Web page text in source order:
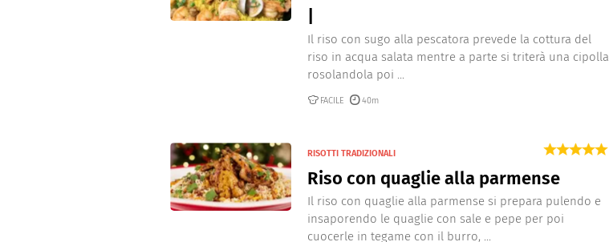
Il riso con sugo alla pescatora prevede la cottura del
riso in acqua salata mentre a parte si triterà una cipolla
rosolandola poi ...
FACILE 40m
RISOTTI TRADIZIONALI
Riso con quaglie alla parmense
Il riso con quaglie alla parmense si prepara pulendo e
insaporendo le quaglie con sale e pepe per poi
cuocerle in tegame con il burro, ...